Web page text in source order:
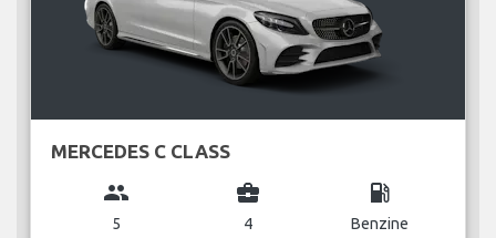
MERCEDES C CLASS
group
5
business_center
4
local_gas_station
Benzine